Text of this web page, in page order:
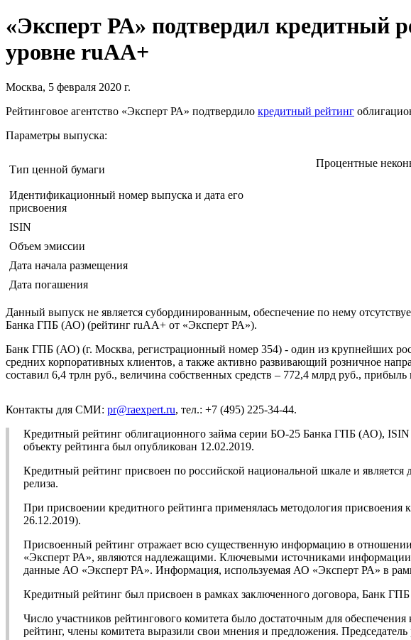
«Эксперт РА» подтвердил кредитный
уровне ruAA+
Москва, 5 февраля 2020 г.
Рейтинговое агентство «Эксперт РА» подтвердило кредитный рейтинг
Параметры выпуска:
Тип ценной бумаги
Процентные
Идентификационный номер выпуска и дата его
присвоения
ISIN
Объем эмиссии
Дата начала размещения
Дата погашения
Данный выпуск не является субординированным, обеспечение по нему
Банка ГПБ (АО) (рейтинг ruAA+ от «Эксперт РА»).
Банк ГПБ (АО) (г. Москва, регистрационный номер 354) - один из крупнейших
средних корпоративных клиентов, а также активно развивающий розничное
составил 6,4 трлн руб., величина собственных средств – 772,4 млрд руб.,
Контакты для СМИ: pr@raexpert.ru, тел.: +7 (495) 225-34-44.
Кредитный рейтинг облигационного займа серии БО-25 Банка ГПБ (АО), ISIN
объекту рейтинга был опубликован 12.02.2019.
Кредитный рейтинг присвоен по российской национальной шкале и
релиза.
При присвоении кредитного рейтинга применялась методология
26.12.2019).
Присвоенный рейтинг отражает всю существенную информацию в
«Эксперт РА», являются надлежащими. Ключевыми источниками
данные АО «Эксперт РА». Информация, используемая АО «Эксперт РА» в
Кредитный рейтинг был присвоен в рамках заключенного договора, Банк
Число участников рейтингового комитета было достаточным для
рейтинг, члены комитета выразили свои мнения и предложения.